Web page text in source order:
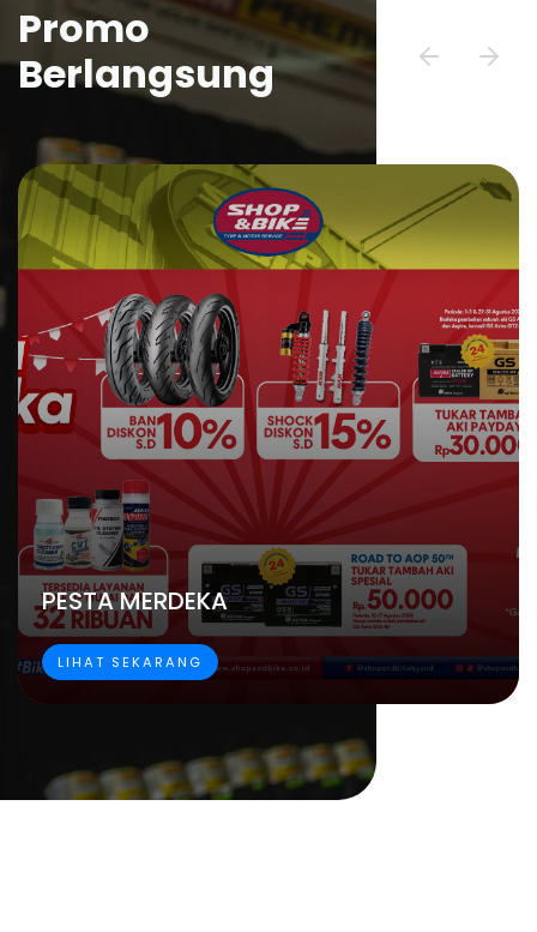
Promo
Berlangsung
PESTA MERDEKA
LIHAT SEKARANG